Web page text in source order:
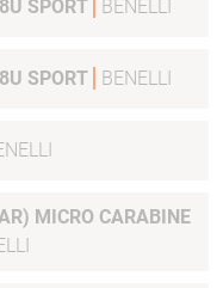
SPORT BENELLI
SPORT BENELLI
CARABINE